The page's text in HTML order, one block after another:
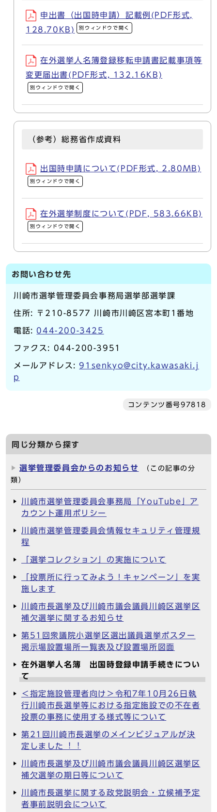
申出書（出国時申請）記載例(PDF形式,
128.70KB)
別ウィンドウで開く
在外選挙人名簿登録移転申請書記載事項等
変更届出書(PDF形式, 132.16KB)
別ウィンドウで開く
（参考）総務省作成資料
出国時申請について(PDF形式, 2.80MB)
別ウィンドウで開く
在外選挙制度について(PDF, 583.66KB)
別ウィンドウで開く
お問い合わせ先
川崎市選挙管理委員会事務局選挙部選挙課
住所: 〒210-8577 川崎市川崎区宮本町1番地
電話: 044-200-3425
ファクス: 044-200-3951
メールアドレス:91senkyo@city.kawasaki.j
p
コンテンツ番号97818
同じ分類から探す
選挙管理委員会からのお知らせ
（この記事の分
類）
川崎市選挙管理委員会事務局「YouTube」ア
カウント運用ポリシー
川崎市選挙管理委員会情報セキュリティ管理規
程
「選挙コレクション」の実施について
「投票所に行ってみよう！キャンペーン」を実
施します
川崎市長選挙及び川崎市議会議員川崎区選挙区
補欠選挙に関するお知らせ
第51回衆議院小選挙区選出議員選挙ポスター
掲示場設置場所一覧表及び設置場所図面
在外選挙人名簿 出国時登録申請手続きについ
て
＜指定施設管理者向け＞令和7年10月26日執
行川崎市長選挙等における指定施設での不在者
投票の事務に使用する様式等について
第21回川崎市長選挙のメインビジュアルが決
定しました︕︕
川崎市長選挙及び川崎市議会議員川崎区選挙区
補欠選挙の期日等について
川崎市長選挙に関する政党説明会・立候補予定
者事前説明会について